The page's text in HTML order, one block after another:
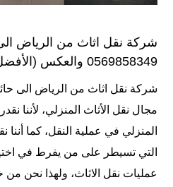
شركة نقل اثاث من الرياض الى
0569858349 والعكس (الأفضل والأرخص)
شركة نقل اثاث من الرياض الى
مجال نقل الأثاث المنزلي، لأننا
المنزلي في عملية النقل، كما أننا
التي تسيطر على من يفرط في
عمليات نقل الاثاث، ولهذا نحن